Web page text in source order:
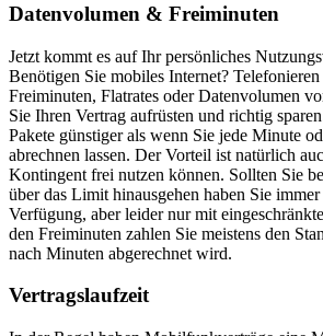
Datenvolumen & Freiminuten
Jetzt kommt es auf Ihr persönliches
Benötigen Sie mobiles Internet?
Freiminuten, Flatrates oder Datenvolumen
Sie Ihren Vertrag aufrüsten und richtig
Pakete günstiger als wenn Sie jede Minute
abrechnen lassen. Der Vorteil ist natürlich
Kontingent frei nutzen können. Sollten Sie
über das Limit hinausgehen haben Sie
Verfügung, aber leider nur mit
den Freiminuten zahlen Sie meistens den
nach Minuten abgerechnet wird.
Vertragslaufzeit